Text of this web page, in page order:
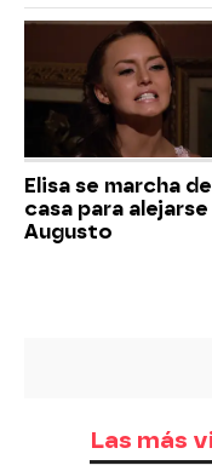
Elisa se marcha de
casa para alejarse
Augusto
Las más